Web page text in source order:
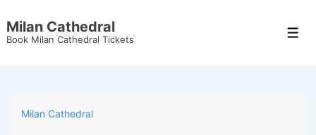
Skip
to
Milan Cathedral
Book Milan Cathedral Tickets
Milan Cathedral